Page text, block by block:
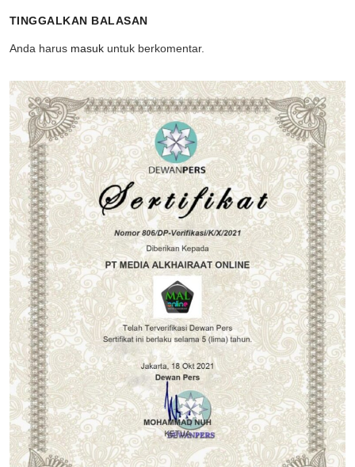
TINGGALKAN BALASAN
Anda harus masuk untuk berkomentar.